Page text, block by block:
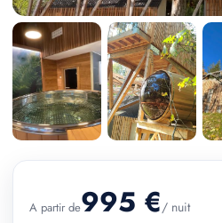
A partir de995 €/ nuit